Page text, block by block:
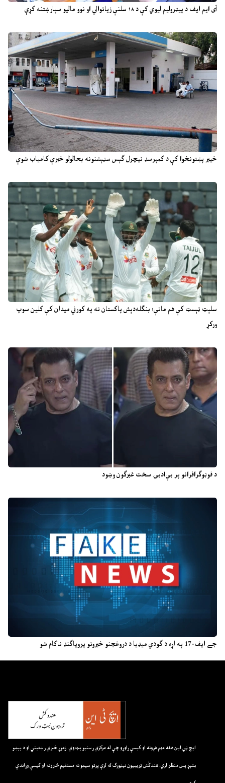
آی ایم ایف د پیټرولیم لیوي کې د ۱۸ سلنې زیاتوالي او نوو مالیو سپارښتنه کړې
خیبر پښتونخوا کې د کمپرسډ نیچرل ګېس سټېشنونه بحالولو خبرې کامیاب شوې
سلېټ ټېسټ کې هم ماتې؛ بنګله‌دېش پاکستان ته په کورني میدان کې کلین سوپ
ورکړ
د فوټوګرافرانو پر بې‌ادبۍ سخت غبرګون وښود
جے ایف-17 په اړه د ګودي میډیا د دروغجنو خبرونو پروپاګنډ ناکام شو
ايچ ټي اين هغه مهم غږونه او کيسې راوړو چې له مرکزي رسنيو پټ وي. زموږ خبري رښتيني او د پېښو
بشپړ پس منظر لري. هندکُش ټريبيون نيټورک له لرې پرتو سيمو نه مستقيم خبرونه او کيسې وړاندې